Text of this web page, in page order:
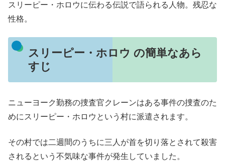
スリーピー・ホロウに伝わる伝説で語られる人物。残忍な
性格。
スリーピー・ホロウ の簡単なあら
すじ
ニューヨーク勤務の捜査官クレーンはある事件の捜査のた
めにスリーピー・ホロウという村に派遣されます。
その村では二週間のうちに三人が首を切り落とされて殺害
されるという不気味な事件が発生していました。